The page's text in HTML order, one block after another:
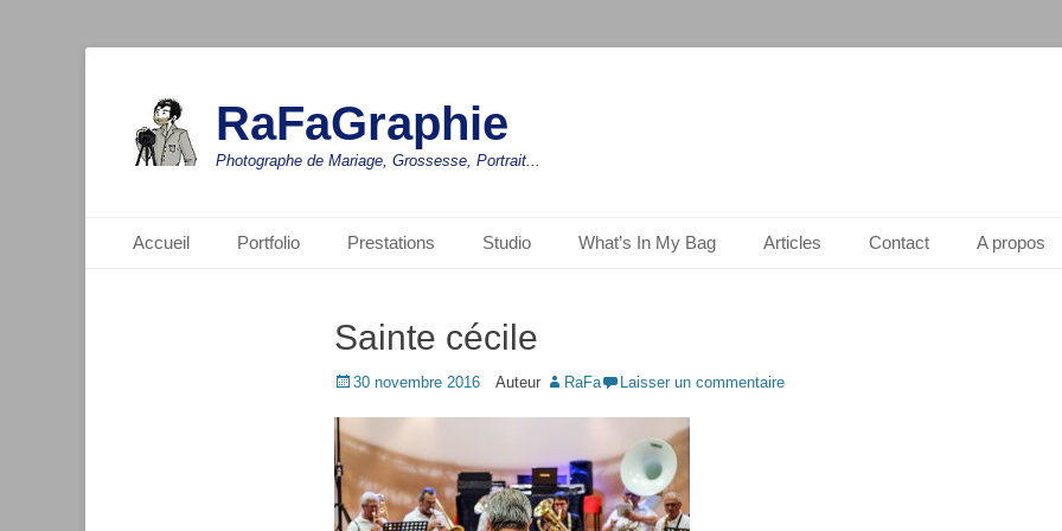
RaFaGraphie
Photographe de Mariage, Grossesse, Portrait...
Menu principal
Accueil Portfolio Prestations Studio What’s In My Bag Articles Contact A propos
Sainte cécile
Posted
30 novembre 2016 Auteur RaFa Laisser un commentaire